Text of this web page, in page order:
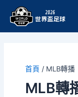
首頁 / MLB轉播
MLB轉